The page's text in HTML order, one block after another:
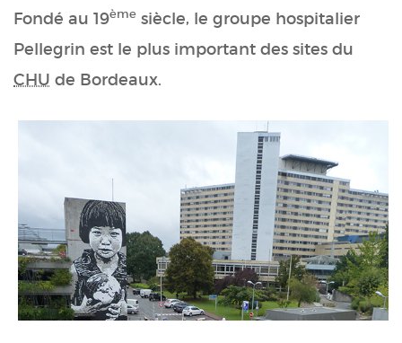
Fondé au 19ème siècle, le groupe hospitalier
Pellegrin est le plus important des sites du
CHU de Bordeaux.